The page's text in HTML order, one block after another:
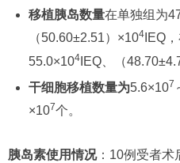
移植胰岛数量在单独组为
（50.60±2.51）×104IEQ
55.0×104IEQ、（
干细胞移植数量为5.6×107
×107个。
胰岛素使用情况：10例受者术